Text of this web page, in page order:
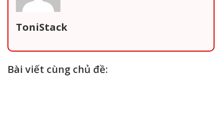
ToniStack
Bài viết cùng chủ đề: